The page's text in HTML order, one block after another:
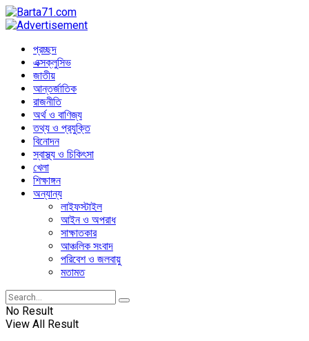
প্রচ্ছদ
এক্সক্লুসিভ
জাতীয়
আন্তর্জাতিক
রাজনীতি
অর্থ ও বাণিজ্য
তথ্য ও প্রযুক্তি
বিনোদন
স্বাস্থ্য ও চিকিৎসা
খেলা
শিক্ষাঙ্গন
অন্যান্য
লাইফস্টাইল
আইন ও অপরাধ
সাক্ষাতকার
আঞ্চলিক সংবাদ
পরিবেশ ও জলবায়ু
মতামত
No Result
View All Result